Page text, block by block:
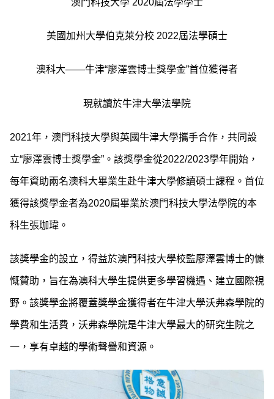
澳門科技大學 2020屆法學學士
美國加州大學伯克萊分校 2022屆法學碩士
澳科大——牛津“廖澤雲博士獎學金”首位獲得者
現就讀於牛津大學法學院
2021年，澳門科技大學與英國牛津大學攜手合作，共同設
立“廖澤雲博士獎學金”。該獎學金從2022/2023學年開始，
每年資助兩名澳科大畢業生赴牛津大學修讀碩士課程。首位
獲得該獎學金者為2020屆畢業於澳門科技大學法學院的本
科生張珈瑋。
該獎學金的設立，得益於澳門科技大學校監廖澤雲博士的慷
慨贊助，旨在為澳科大學生提供更多學習機遇、建立國際視
野。該獎學金將覆蓋獎學金獲得者在牛津大學沃弗森學院的
學費和生活費，沃弗森學院是牛津大學最大的研究生院之
一，享有卓越的學術聲譽和資源。